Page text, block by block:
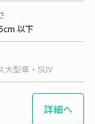
以下
大型車・SUV
詳細へ